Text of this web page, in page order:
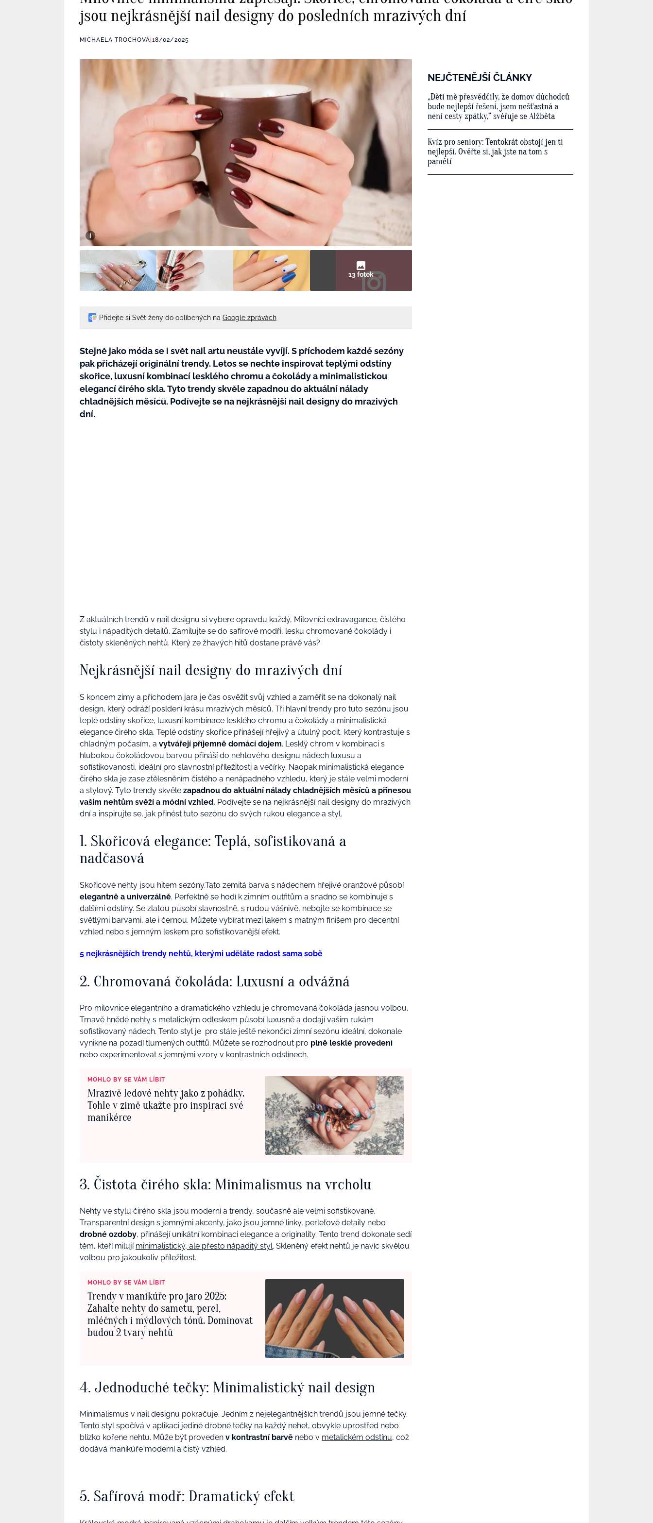
jsou nejkrásnější nail designy do posledních mrazivých dní
MICHAELA TROCHOVÁ 18/02/2025
13 fotek
Přidejte si Svět ženy do oblíbených na Google zprávách
Stejně jako móda se i svět nail artu neustále vyvíjí. S příchodem každé sezóny
pak přicházejí originální trendy. Letos se nechte inspirovat teplými odstíny
skořice, luxusní kombinací lesklého chromu a čokolády a minimalistickou
elegancí čirého skla. Tyto trendy skvěle zapadnou do aktuální nálady
chladnějších měsíců. Podívejte se na nejkrásnější nail designy do mrazivých
dní.
Z aktuálních trendů v nail designu si vybere opravdu každý, Milovníci extravagance, čistého
stylu i nápaditých detailů. Zamilujte se do safírové modři, lesku chromované čokolády i
čistoty skleněných nehtů. Který ze žhavých hitů dostane právě vás?
Nejkrásnější nail designy do mrazivých dní
S koncem zimy a příchodem jara je čas osvěžit svůj vzhled a zaměřit se na dokonalý nail
design, který odráží posldení krásu mrazivých měsíců. Tři hlavní trendy pro tuto sezónu jsou
teplé odstíny skořice, luxusní kombinace lesklého chromu a čokolády a minimalistická
elegance čirého skla. Teplé odstíny skořice přinášejí hřejivý a útulný pocit, který kontrastuje s
chladným počasím, a vytvářejí příjemně domácí dojem. Lesklý chrom v kombinaci s
hlubokou čokoládovou barvou přináší do nehtového designu nádech luxusu a
sofistikovanosti, ideální pro slavnostní příležitosti a večírky. Naopak minimalistická elegance
čirého skla je zase ztělesněním čistého a nenápadného vzhledu, který je stále velmi moderní
a stylový. Tyto trendy skvěle zapadnou do aktuální nálady chladnějších měsíců a přinesou
vašim nehtům svěží a módní vzhled. Podívejte se na nejkrásnější nail designy do mrazivých
dní a inspirujte se, jak přinést tuto sezónu do svých rukou elegance a styl.
1. Skořicová elegance: Teplá, sofistikovaná a
nadčasová
Skořicové nehty jsou hitem sezóny.Tato zemitá barva s nádechem hřejivé oranžové působí
elegantně a univerzálně. Perfektně se hodí k zimním outfitům a snadno se kombinuje s
dalšími odstíny. Se zlatou působí slavnostně, s rudou vášnivě, nebojte se kombinace se
světlými barvami, ale i černou. Můžete vybírat mezi lakem s matným finišem pro decentní
vzhled nebo s jemným leskem pro sofistikovanější efekt.
5 nejkrásnějších trendy nehtů, kterými uděláte radost sama sobě
2. Chromovaná čokoláda: Luxusní a odvážná
Pro milovnice elegantního a dramatického vzhledu je chromovaná čokoláda jasnou volbou.
Tmavě hnědé nehty s metalickým odleskem působí luxusně a dodají vašim rukám
sofistikovaný nádech. Tento styl je pro stále ještě nekončící zimní sezónu ideální, dokonale
vynikne na pozadí tlumených outfitů. Můžete se rozhodnout pro plně lesklé provedení
nebo experimentovat s jemnými vzory v kontrastních odstínech.
MOHLO BY SE VÁM LÍBIT
Mrazivě ledové nehty jako z pohádky.
Tohle v zimě ukažte pro inspiraci své
manikérce
3. Čistota čirého skla: Minimalismus na vrcholu
Nehty ve stylu čirého skla jsou moderní a trendy, současně ale velmi sofistikované.
Transparentní design s jemnými akcenty, jako jsou jemné linky, perleťové detaily nebo
drobné ozdoby, přinášejí unikátní kombinaci elegance a originality. Tento trend dokonale sedí
těm, kteří milují minimalistický, ale přesto nápaditý styl. Skleněný efekt nehtů je navíc skvělou
volbou pro jakoukoliv příležitost.
MOHLO BY SE VÁM LÍBIT
Trendy v manikúře pro jaro 2025:
Zahalte nehty do sametu, perel,
mléčných i mýdlových tónů. Dominovat
budou 2 tvary nehtů
4. Jednoduché tečky: Minimalistický nail design
Minimalismus v nail designu pokračuje. Jedním z nejelegantnějších trendů jsou jemné tečky.
Tento styl spočívá v aplikaci jediné drobné tečky na každý nehet, obvykle uprostřed nebo
blízko kořene nehtu. Může být proveden v kontrastní barvě nebo v metalickém odstínu, což
dodává manikúře moderní a čistý vzhled.
5. Safírová modř: Dramatický efekt
NEJČTENĚJŠÍ ČLÁNKY
„Děti mě přesvědčily, že domov důchodců
bude nejlepší řešení, jsem nešťastná a
není cesty zpátky,“ svěřuje se Alžběta
Kvíz pro seniory: Tentokrát obstojí jen ti
nejlepší. Ověřte si, jak jste na tom s
pamětí